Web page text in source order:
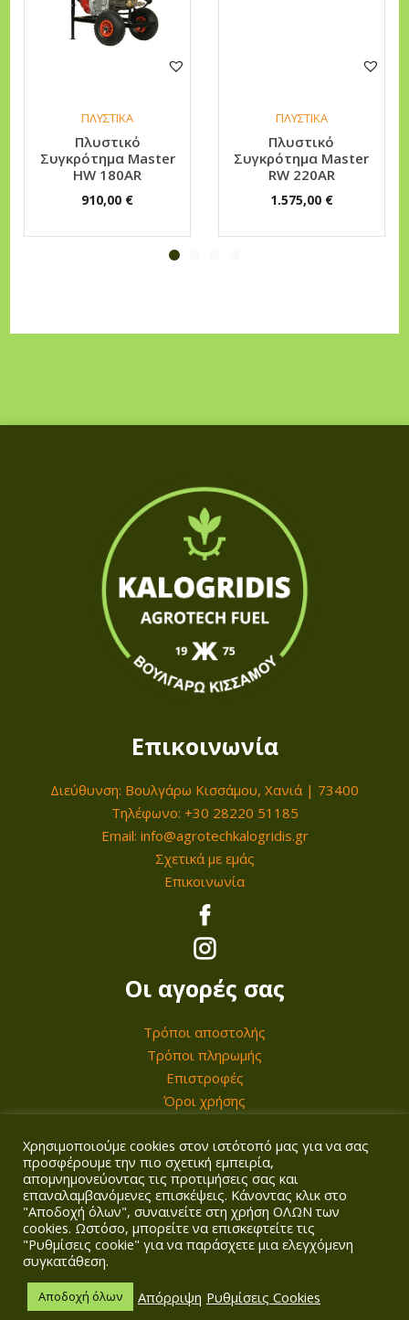
ΠΛΥΣΤΙΚΑ
Πλυστικό
Συγκρότημα Master
HW 180AR
910,00 €
ΠΛΥΣΤΙΚΑ
Πλυστικό
Συγκρότημα Master
RW 220AR
1.575,00 €
Επικοινωνία
Διεύθυνση: Βουλγάρω Κισσάμου, Χανιά | 73400
Τηλέφωνο: +30 28220 51185
Email: info@agrotechkalogridis.gr
Σχετικά με εμάς
Επικοινωνία
Οι αγορές σας
Τρόποι αποστολής
Τρόποι πληρωμής
Επιστροφές
Όροι χρήσης
Ο λογαριασμός σας
Σύνδεση/Εγγραφή
Καλάθι
Ταμείο
Copyright © 2026 Agrotech Kalogridis| Αρ. ΓΕΜΗ: 149901858000 |
Χρησιμοποιούμε cookies στον ιστότοπό μας για να σας
προσφέρουμε την πιο σχετική εμπειρία,
απομνημονεύοντας τις προτιμήσεις σας και
επαναλαμβανόμενες επισκέψεις. Κάνοντας κλικ στο
"Αποδοχή όλων", συναινείτε στη χρήση ΟΛΩΝ των
cookies. Ωστόσο, μπορείτε να επισκεφτείτε τις
"Ρυθμίσεις cookie" για να παράσχετε μια ελεγχόμενη
συγκατάθεση.
Αποδοχή όλων Απόρριψη Ρυθμίσεις Cookies